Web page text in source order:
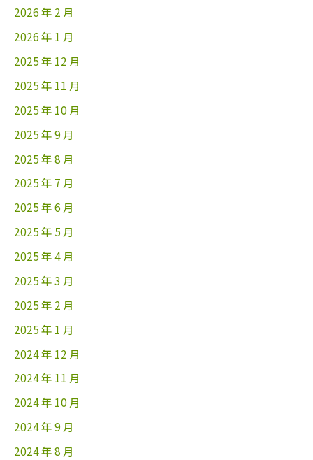
2026 年 2 月
2026 年 1 月
2025 年 12 月
2025 年 11 月
2025 年 10 月
2025 年 9 月
2025 年 8 月
2025 年 7 月
2025 年 6 月
2025 年 5 月
2025 年 4 月
2025 年 3 月
2025 年 2 月
2025 年 1 月
2024 年 12 月
2024 年 11 月
2024 年 10 月
2024 年 9 月
2024 年 8 月